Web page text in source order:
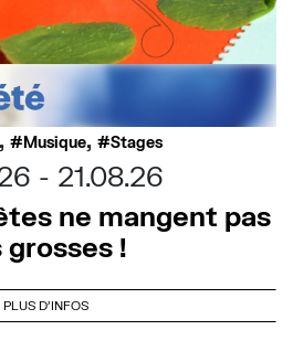
Musique, Stages
21.08.26
ne mangent pas
grosses !
PLUS D'INFOS